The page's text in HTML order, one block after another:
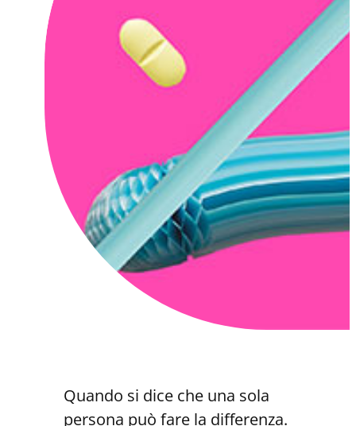
Quando si dice che una sola
persona può fare la differenza.